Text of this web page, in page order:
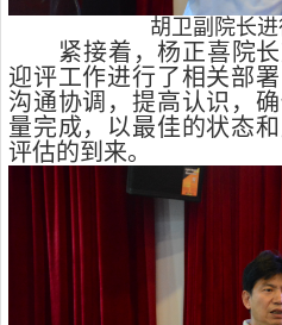
胡卫副院长
紧接着，杨正喜院
迎评工作进行了相关部
沟通协调，提高认识，
量完成，以最佳的状态
评估的到来。